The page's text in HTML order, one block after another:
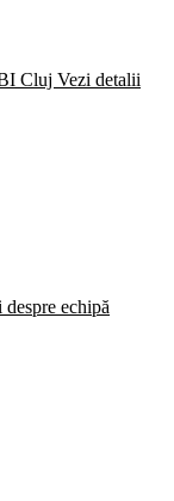
Cluj Vezi detalii
echipă